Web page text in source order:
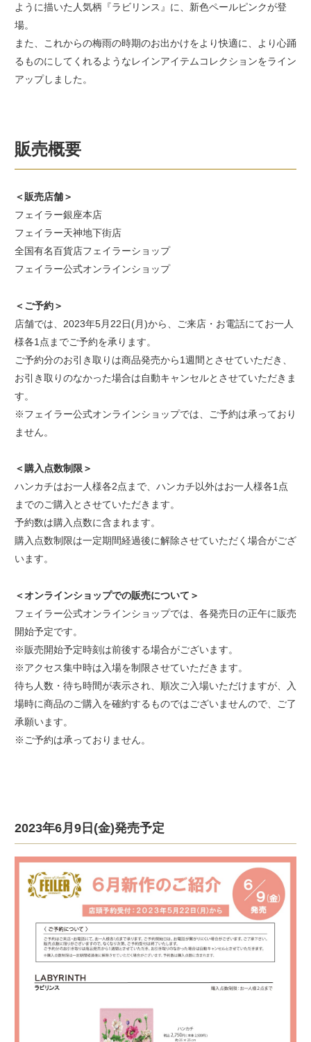
ように描いた人気柄『ラビリンス』に、新色ペールピンクが登
場。
また、これからの梅雨の時期のお出かけをより快適に、より心踊
るものにしてくれるようなレインアイテムコレクションをライン
アップしました。
販売概要
＜販売店舗＞
フェイラー銀座本店
フェイラー天神地下街店
全国有名百貨店フェイラーショップ
フェイラー公式オンラインショップ
＜ご予約＞
店舗では、2023年5月22日(月)から、ご来店・お電話にてお一人
様各1点までご予約を承ります。
ご予約分のお引き取りは商品発売から1週間とさせていただき、
お引き取りのなかった場合は自動キャンセルとさせていただきま
す。
※フェイラー公式オンラインショップでは、ご予約は承っており
ません。
＜購入点数制限＞
ハンカチはお一人様各2点まで、ハンカチ以外はお一人様各1点
までのご購入とさせていただきます。
予約数は購入点数に含まれます。
購入点数制限は一定期間経過後に解除させていただく場合がござ
います。
＜オンラインショップでの販売について＞
フェイラー公式オンラインショップでは、各発売日の正午に販売
開始予定です。
※販売開始予定時刻は前後する場合がございます。
※アクセス集中時は入場を制限させていただきます。
待ち人数・待ち時間が表示され、順次ご入場いただけますが、入
場時に商品のご購入を確約するものではございませんので、ご了
承願います。
※ご予約は承っておりません。
2023年6月9日(金)発売予定